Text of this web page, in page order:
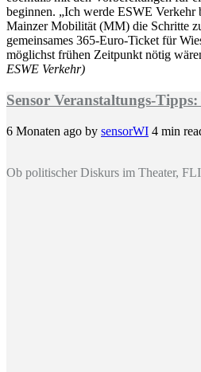
beginnen. „Ich werde ESWE Verkehr
Mainzer Mobilität (MM) die Schritte
gemeinsames 365-Euro-Ticket für
möglichst frühen Zeitpunkt nötig
ESWE Verkehr)
Sensor Veranstaltungs-
6 Monaten ago by sensorWI 4 min
Ob politischer Diskurs im Theater,